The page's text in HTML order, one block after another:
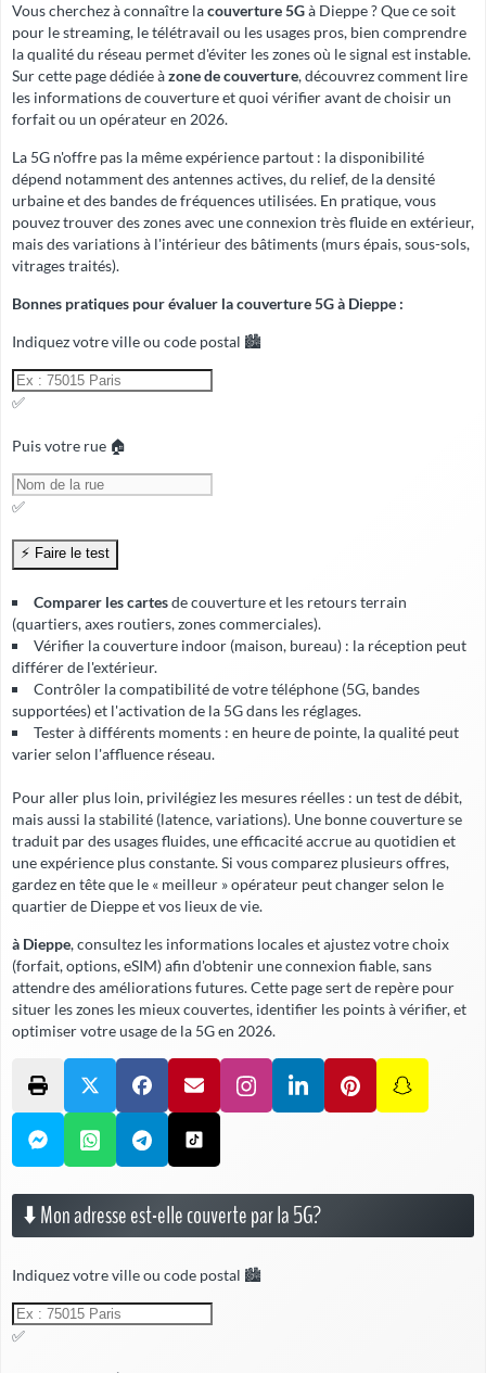
Vous cherchez à connaître lacouverture 5Gà Dieppe ? Que ce soit
pour le streaming, le télétravail ou les usages pros, bien comprendre
la qualité du réseau permet d'éviter les zones où le signal est instable.
Sur cette page dédiée àzone de couverture, découvrez comment lire
les informations de couverture et quoi vérifier avant de choisir un
forfait ou un opérateur en 2026.
La 5G n'offre pas la même expérience partout : la disponibilité
dépend notamment des antennes actives, du relief, de la densité
urbaine et des bandes de fréquences utilisées. En pratique, vous
pouvez trouver des zones avec une connexion très fluide en extérieur,
mais des variations à l'intérieur des bâtiments (murs épais, sous-sols,
vitrages traités).
Bonnes pratiques pour évaluer la couverture 5G à Dieppe :
Indiquez votre ville ou code postal 🏙️
✅
Puis votre rue 🏠
✅
Comparer les cartesde couverture et les retours terrain
(quartiers, axes routiers, zones commerciales).
Vérifier lacouverture indoor (maison, bureau) : la réception peut
différer de l'extérieur.
Contrôler la compatibilité de votre téléphone (5G, bandes
supportées) et l'activation de la 5G dans les réglages.
Tester à différents moments : en heure de pointe, la qualité peut
varier selon l'affluence réseau.
Pour aller plus loin, privilégiez les mesures réelles : un test de débit,
mais aussi la stabilité (latence, variations). Une bonne couverture se
traduit par des usages fluides, uneefficacité accrueau quotidien et
une expérience plus constante. Si vous comparez plusieurs offres,
gardez en tête que le « meilleur » opérateur peut changer selon le
quartier de Dieppe et vos lieux de vie.
à Dieppe, consultez les informations locales et ajustez votre choix
(forfait, options, eSIM) afin d'obtenir une connexion fiable,sans
attendredes améliorations futures. Cette page sert de repère pour
situer les zones les mieux couvertes, identifier les points à vérifier, et
optimiser votre usage de la 5G en 2026.
⬇️ Mon adresse est-elle couverte par la 5G?
Indiquez votre ville ou code postal 🏙️
✅